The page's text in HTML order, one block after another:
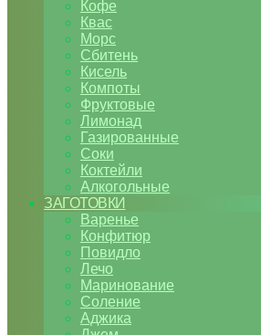
Кофе
Квас
Морс
Сбитень
Кисель
Компоты
Фруктовые
Лимонад
Газированные
Соки
Коктейли
Алкогольные
ЗАГОТОВКИ
Варенье
Конфитюр
Повидло
Лечо
Маринование
Соление
Аджика